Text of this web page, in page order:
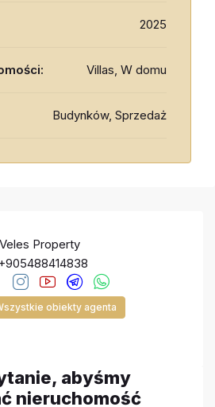
2025
Villas, W domu
Budynków, Sprzedaż
Property
obiekty agenta
abyśmy
nieruchomość